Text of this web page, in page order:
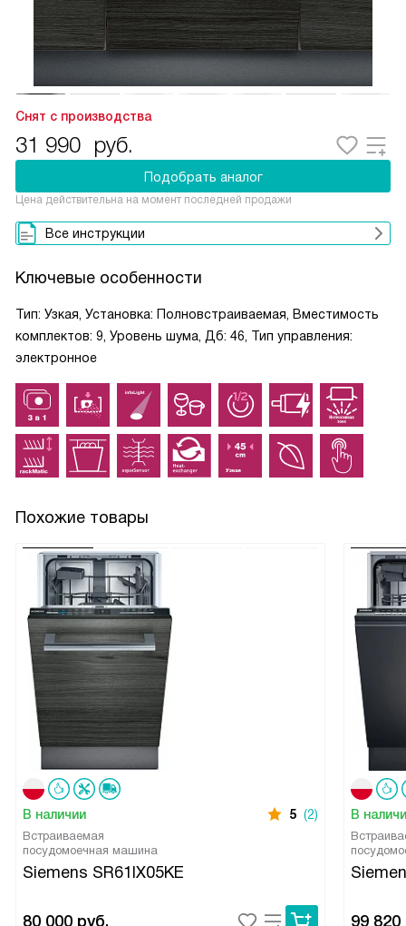
Снят с производства
31 990 руб.
Подобрать аналог
Цена действительна на момент последней продажи
Все инструкции
Ключевые особенности
Тип: Узкая, Установка: Полновстраиваемая, Вместимость
комплектов: 9, Уровень шума, Дб: 46, Тип управления:
электронное
Похожие товары
В наличии 5 (2)
Встраиваемая
посудомоечная машина
Siemens SR61IX05KE
80 000 руб.
В
99 820